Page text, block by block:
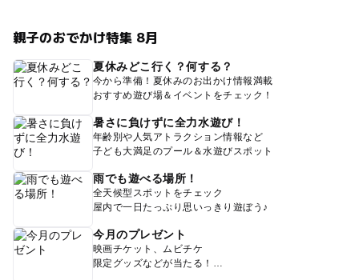
親子のおでかけ特集 8月
夏休みどこ行く？何する？
今から準備！夏休みのお出かけ情報満載
おすすめ遊び場＆イベントをチェック！
暑さに負けずに全力水遊び！
年齢別や人気アトラクション情報など
子ども大満足のプール＆水遊びスポット
雨でも遊べる場所！
全天候型スポットをチェック
屋内で一日たっぷり思いっきり遊ぼう♪
今月のプレゼント
映画チケット、ムビチケ
限定グッズなどが当たる！